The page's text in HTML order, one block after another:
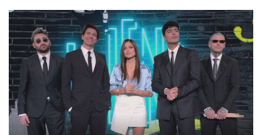
di settore - su quanto la guerra sia diventata una realtà pervasiva.
Anche se l'Italia non è direttamente coinvolta in conflitti armati, il
contesto globale rende impossibile considerarla un fenomeno
lontano.